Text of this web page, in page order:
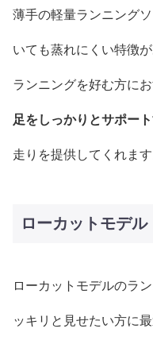
薄手の軽量ランニング
いても蒸れにくい特徴
ランニングを好む方に
足をしっかりとサポー
走りを提供してくれます
ローカットモデル
ローカットモデルのラ
ッキリと見せたい方に